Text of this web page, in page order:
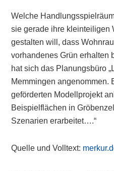
Welche
sie gerade ihre kleinteiligen
gestalten will, dass
vorhandenes Grün erhalten
hat sich das Planungsbüro
Memmingen angenommen.
geförderten Modellprojekt
Beispielflächen in
Szenarien erarbeitet….“
Quelle und Volltext: